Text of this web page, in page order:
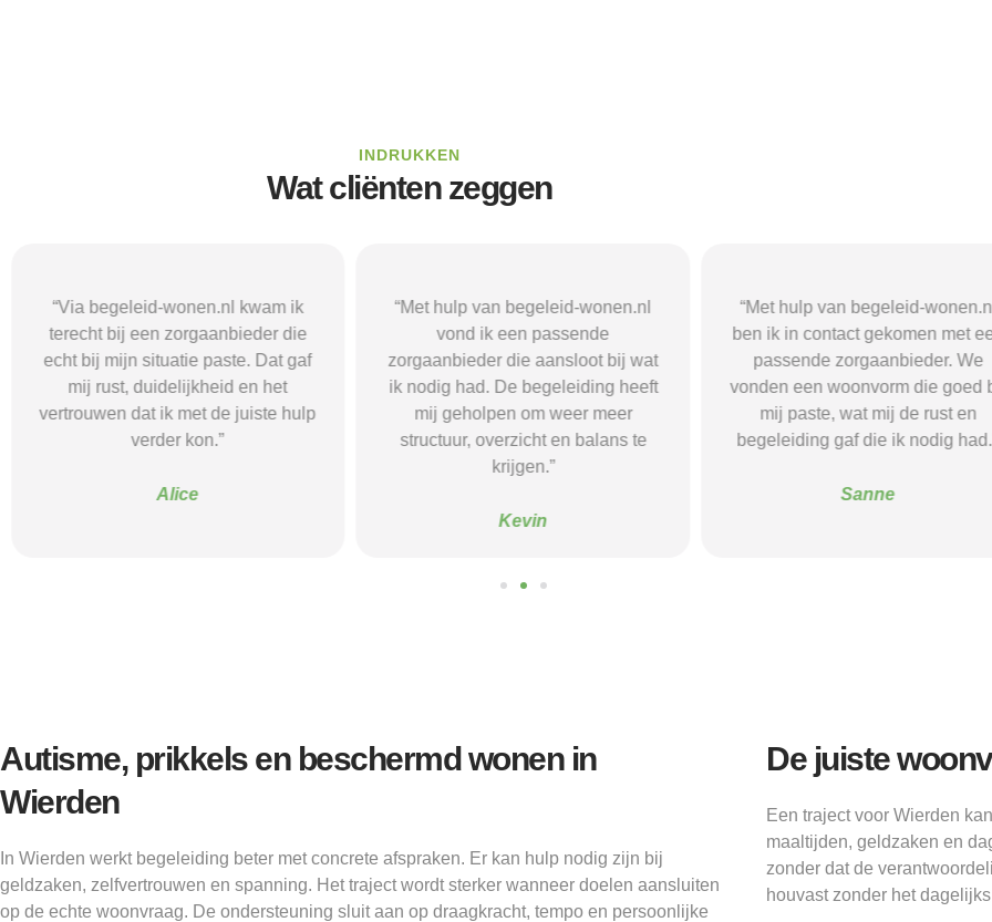
INDRUKKEN
Wat cliënten zeggen
“Via begeleid-wonen.nl kwam ik
terecht bij een zorgaanbieder die
echt bij mijn situatie paste. Dat gaf
mij rust, duidelijkheid en het
vertrouwen dat ik met de juiste hulp
verder kon.”
Alice
“Met hulp van begeleid-wonen.nl
vond ik een passende
zorgaanbieder die aansloot bij wat
ik nodig had. De begeleiding heeft
mij geholpen om weer meer
structuur, overzicht en balans te
krijgen.”
Kevin
“Met hulp van begeleid-wonen.nl
ben ik in contact gekomen met
passende zorgaanbieder. We
vonden een woonvorm die goed
mij paste, wat mij de rust en
begeleiding gaf die ik nodig
Sanne
Autisme, prikkels en beschermd wonen in
Wierden
In Wierden werkt begeleiding beter met concrete afspraken. Er kan hulp nodig zijn bij
geldzaken, zelfvertrouwen en spanning. Het traject wordt sterker wanneer doelen aansluiten
op de echte woonvraag. De ondersteuning sluit aan op draagkracht, tempo en persoonlijke
De juiste
Een traject voor Wierden
maaltijden, geldzaken en
zonder dat de
houvast zonder het